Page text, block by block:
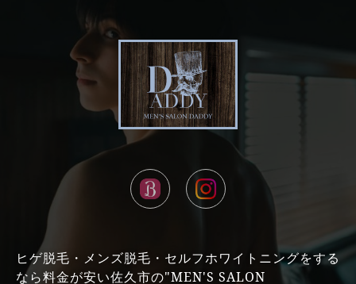
ヒゲ脱毛・メンズ脱毛・セルフホワイトニングをする
なら料金が安い佐久市の"MEN'S SALON